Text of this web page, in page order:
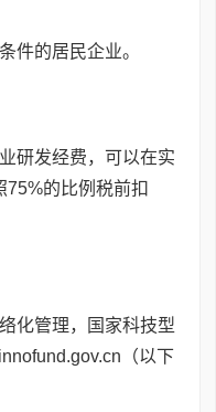
的居民企业。
研发经费，可以在实
75%的比例税前扣
化管理，国家科技型
（以下